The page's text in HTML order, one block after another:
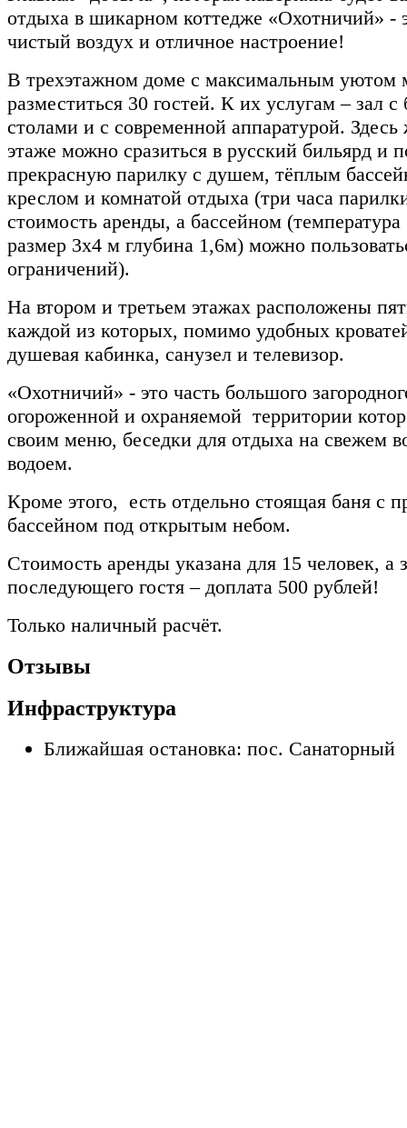
отдыха в шикарном коттедже «Охотничий» -
чистый воздух и отличное настроение!
В трехэтажном доме с максимальным уютом
разместиться 30 гостей. К их услугам – зал
столами и с современной аппаратурой.
этаже можно сразиться в русский бильярд и
прекрасную парилку с душем, тёплым
креслом и комнатой отдыха (три часа
стоимость аренды, а бассейном (температура
размер 3х4 м глубина 1,6м) можно
ограничений).
На втором и третьем этажах расположены
каждой из которых, помимо удобных
душевая кабинка, санузел и телевизор.
«Охотничий» - это часть большого
огороженной и охраняемой территории
своим меню, беседки для отдыха на свежем
водоем.
Кроме этого, есть отдельно стоящая баня с
бассейном под открытым небом.
Стоимость аренды указана для 15 человек, а
последующего гостя – доплата 500 рублей!
Только наличный расчёт.
Отзывы
Инфраструктура
Ближайшая остановка: пос. Санаторный